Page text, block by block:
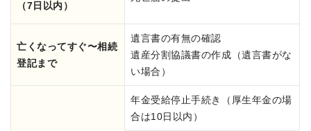
（7日以内）
亡くなってすぐ〜相続
登記まで
遺言書の有無の確認
遺産分割協議書の作成（遺言書がな
い場合）
年金受給停止手続き（厚生年金の場
合は10日以内）